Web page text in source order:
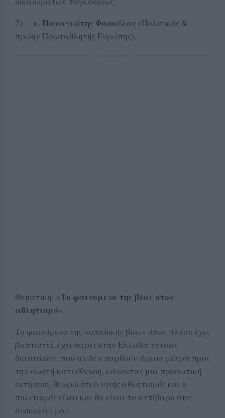
2) κ. Παναγιώτης Φασούλας (Πολιτικός &
πρώην Πρωταθλητής Ευρώπης).
Θεματική: «Το φαινόμενο της βίας στον
αθλητισμό».
Το φαινόμενο της «οπαδικής βίας» όπως πλέον έχει
βαπτιστεί, έχει πάρει στην Ελλάδα τέτοιες
διαστάσεις, που αν δεν παρθούν άμεσα μέτρα προς
την σωστή κατεύθυνση, κάνοντας μια προσωπική
εκτίμηση, θεωρώ ότι ο υγιής αθλητισμός και ο
πολιτισμός είναι και θα είναι το αντίβαρο στις
δυσκολίες μας.